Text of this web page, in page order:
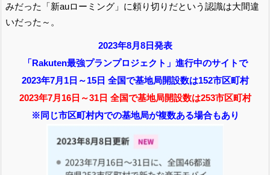
みだった「新auローミング」に頼り切りだという認識は大間違
いだった～。
2023年8月8日発表
「Rakuten最強プランプロジェクト」進行中のサイトで
2023年7月1日～15日 全国で基地局開設数は152市区町村
2023年7月16日～31日 全国で基地局開設数は253市区町村
※同じ市区町村内での基地局が複数ある場合もあり